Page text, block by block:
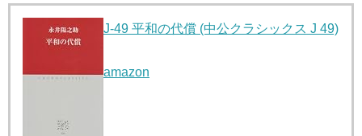
J-49 平和の代償 (中公クラシックス J 49)
amazon